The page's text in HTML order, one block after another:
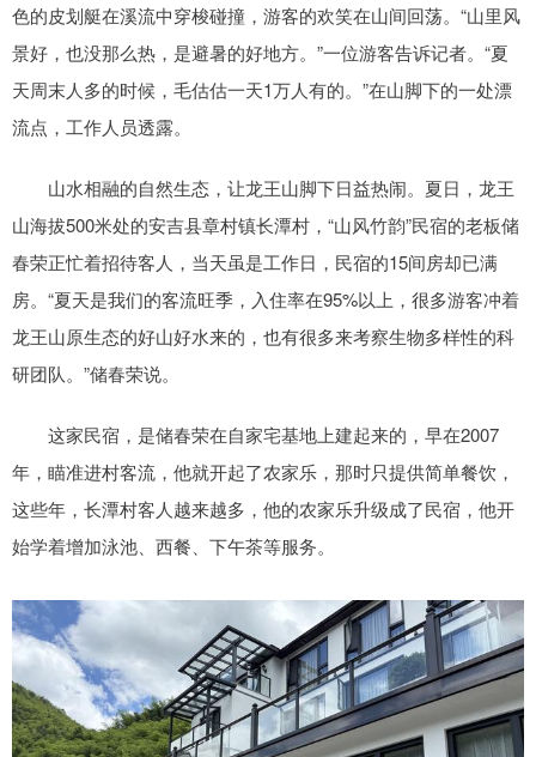
色的皮划艇在溪流中穿梭碰撞，游客的欢笑在山间回荡。“山里风
景好，也没那么热，是避暑的好地方。”一位游客告诉记者。“夏
天周末人多的时候，毛估估一天1万人有的。”在山脚下的一处漂
流点，工作人员透露。
山水相融的自然生态，让龙王山脚下日益热闹。夏日，龙王
山海拔500米处的安吉县章村镇长潭村，“山风竹韵”民宿的老板储
春荣正忙着招待客人，当天虽是工作日，民宿的15间房却已满
房。“夏天是我们的客流旺季，入住率在95%以上，很多游客冲着
龙王山原生态的好山好水来的，也有很多来考察生物多样性的科
研团队。”储春荣说。
这家民宿，是储春荣在自家宅基地上建起来的，早在2007
年，瞄准进村客流，他就开起了农家乐，那时只提供简单餐饮，
这些年，长潭村客人越来越多，他的农家乐升级成了民宿，他开
始学着增加泳池、西餐、下午茶等服务。